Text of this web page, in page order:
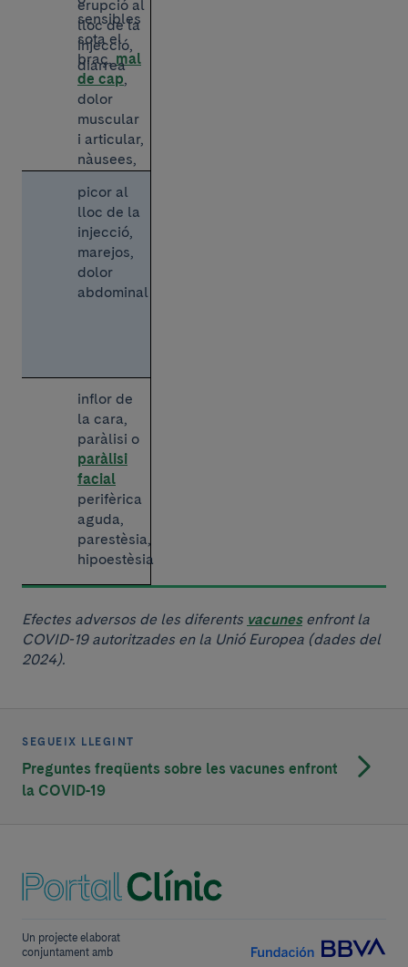
sensibles
sota el
braç,mal
de cap,
dolor
muscular
i articular,
nàusees,
erupció al
lloc de la
injecció,
diarrea
picor al
lloc de la
injecció,
marejos,
dolor
abdominal
inflor de
la cara,
paràlisi o
paràlisi
facial
perifèrica
aguda,
parestèsia,
hipoestèsia
Efectes adversos de les diferents vacunes enfront la
COVID-19 autoritzades en la Unió Europea (dades del
2024).
SEGUEIX LLEGINT
Preguntes freqüents sobre les vacunes enfront
la COVID-19
Un projecte elaborat
conjuntament amb